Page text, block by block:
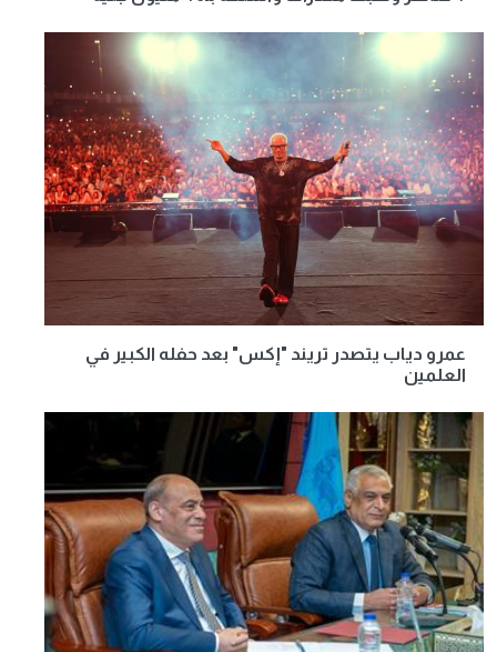
عمرو دياب يتصدر تريند "إكس" بعد حفله الكبير في
العلمين